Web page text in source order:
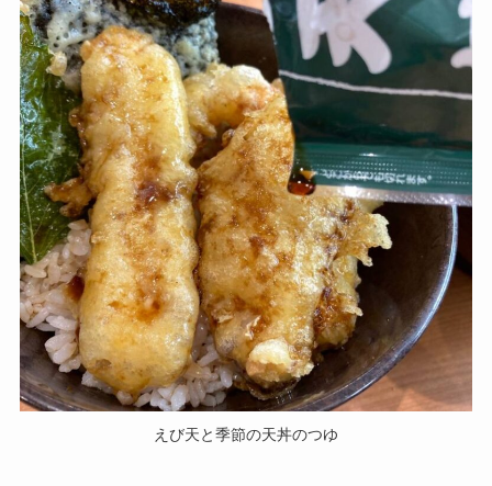
えび天と季節の天丼のつゆ